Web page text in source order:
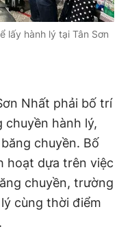
lấy hành lý tại Tân Sơn
Nhất phải bố trí
chuyền hành lý,
chuyền. Bố
hoạt dựa trên việc
chuyền, trường
cùng thời điểm